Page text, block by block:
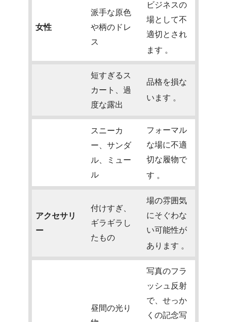
女性
派手な原色
や柄のドレ
ス
ビジネスの
場として不
適切とされ
ます 。
短すぎるス
カート、過
度な露出
品格を損な
います 。
スニーカ
ー、サンダ
ル、ミュー
ル
フォーマル
な場に不適
切な履物で
す 。
アクセサリ
ー
付けすぎ、
ギラギラし
たもの
場の雰囲気
にそぐわな
い可能性が
あります 。
昼間の光り
写真のフラ
ッシュ反射
で、せっか
くの記念写